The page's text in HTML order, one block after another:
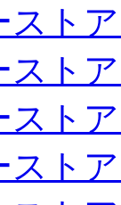
スト
スト
スト
スト